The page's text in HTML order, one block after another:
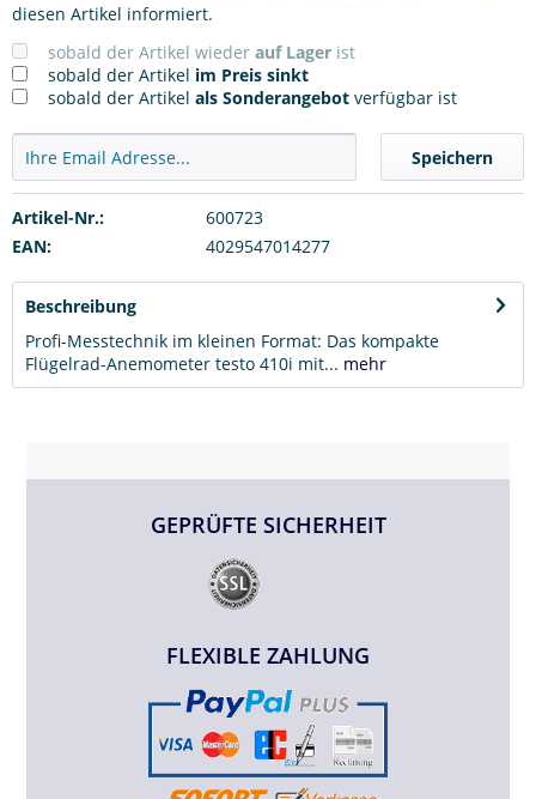
diesen Artikel informiert.
sobald der Artikel wieder auf Lager ist
sobald der Artikel im Preis sinkt
sobald der Artikel als Sonderangebot verfügbar ist
Speichern
Artikel-Nr.:
600723
EAN:
4029547014277
Beschreibung
Profi-Messtechnik im kleinen Format: Das kompakte
Flügelrad-Anemometer testo 410i mit... mehr
GEPRÜFTE SICHERHEIT
FLEXIBLE ZAHLUNG